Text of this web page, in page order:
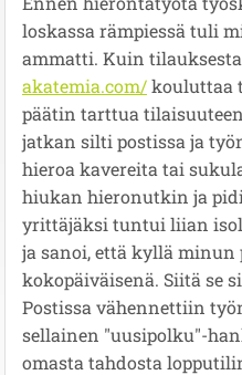
loskassa rämpiessä tuli
ammatti. Kuin
akatemia.com/kouluttaa
päätin tarttua
jatkan silti postissa ja
hieroa kavereita tai
hiukan hieronutkin ja
yrittäjäksi tuntui liian
ja sanoi, että kyllä
kokopäiväisenä. Siitä se
Postissa vähennettiin
sellainen "uusipolku"-
omasta tahdosta